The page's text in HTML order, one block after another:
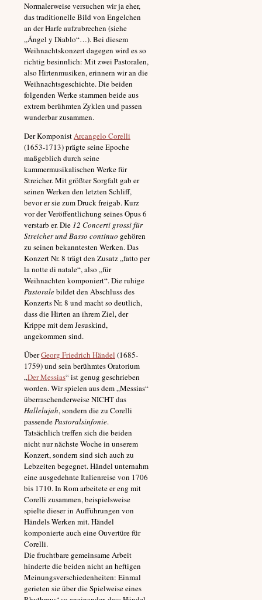
Normalerweise versuchen wir ja eher,
das traditionelle Bild von Engelchen
an der Harfe aufzubrechen (siehe
„Ángel y Diablo“…). Bei diesem
Weihnachtskonzert dagegen wird es so
richtig besinnlich: Mit zwei Pastoralen,
also Hirtenmusiken, erinnern wir an die
Weihnachtsgeschichte. Die beiden
folgenden Werke stammen beide aus
extrem berühmten Zyklen und passen
wunderbar zusammen.
Der KomponistArcangelo Corelli
(1653-1713) prägte seine Epoche
maßgeblich durch seine
kammermusikalischen Werke für
Streicher. Mit größter Sorgfalt gab er
seinen Werken den letzten Schliff,
bevor er sie zum Druck freigab. Kurz
vor der Veröffentlichung seines Opus 6
verstarb er. Die 12 Concerti grossi für
Streicher und Basso continuo gehören
zu seinen bekanntesten Werken. Das
Konzert Nr. 8 trägt den Zusatz „fatto per
la notte di natale“, also „für
Weihnachten komponiert“. Die ruhige
Pastoralebildet den Abschluss des
Konzerts Nr. 8 und macht so deutlich,
dass die Hirten an ihrem Ziel, der
Krippe mit dem Jesuskind,
angekommen sind.
ÜberGeorg Friedrich Händel (1685-
1759) und sein berühmtes Oratorium
„Der Messias“ ist genug geschrieben
worden. Wir spielen aus dem „Messias“
überraschenderweise NICHT das
Hallelujah, sondern die zu Corelli
passendePastoralsinfonie.
Tatsächlich treffen sich die beiden
nicht nur nächste Woche in unserem
Konzert, sondern sind sich auch zu
Lebzeiten begegnet. Händel unternahm
eine ausgedehnte Italienreise von 1706
bis 1710. In Rom arbeitete er eng mit
Corelli zusammen, beispielsweise
spielte dieser in Aufführungen von
Händels Werken mit. Händel
komponierte auch eine Ouvertüre für
Corelli.
Die fruchtbare gemeinsame Arbeit
hinderte die beiden nicht an heftigen
Meinungsverschiedenheiten: Einmal
gerieten sie über die Spielweise eines